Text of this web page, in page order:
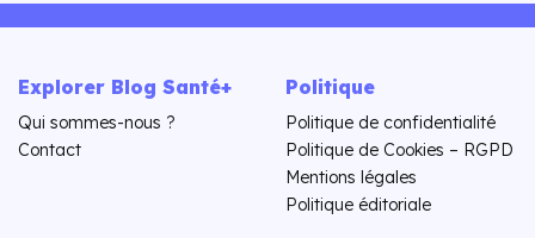
Explorer Blog Santé+
Qui sommes-nous ?
Contact
Politique
Politique de confidentialité
Politique de Cookies – RGPD
Mentions légales
Politique éditoriale